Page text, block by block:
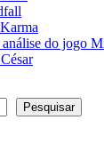
do jogo
Pesquisar